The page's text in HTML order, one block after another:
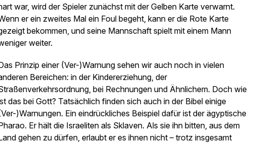
war, wird der Spieler zunächst mit der Gelben Karte verwarnt.
er ein zweites Mal ein Foul begeht, kann er die Rote Karte
bekommen, und seine Mannschaft spielt mit einem Mann
weiter.
Prinzip einer (Ver-)Warnung sehen wir auch noch in vielen
Bereichen: in der Kindererziehung, der
bei Rechnungen und Ähnlichem. Doch wie
das bei Gott? Tatsächlich finden sich auch in der Bibel einige
)Warnungen. Ein eindrückliches Beispiel dafür ist der ägyptische
Er hält die Israeliten als Sklaven. Als sie ihn bitten, aus dem
gehen zu dürfen, erlaubt er es ihnen nicht – trotz insgesamt